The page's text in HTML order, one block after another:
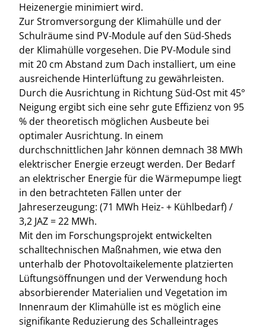
Heizenergie minimiert wird.
Zur Stromversorgung der Klimahülle und der
Schulräume sind PV-Module auf den Süd-Sheds
der Klimahülle vorgesehen. Die PV-Module sind
mit 20 cm Abstand zum Dach installiert, um eine
ausreichende Hinterlüftung zu gewährleisten.
Durch die Ausrichtung in Richtung Süd-Ost mit 45°
Neigung ergibt sich eine sehr gute Effizienz von 95
% der theoretisch möglichen Ausbeute bei
optimaler Ausrichtung. In einem
durchschnittlichen Jahr können demnach 38 MWh
elektrischer Energie erzeugt werden. Der Bedarf
an elektrischer Energie für die Wärmepumpe liegt
in den betrachteten Fällen unter der
Jahreserzeugung: (71 MWh Heiz- + Kühlbedarf) /
3,2 JAZ = 22 MWh.
Mit den im Forschungsprojekt entwickelten
schalltechnischen Maßnahmen, wie etwa den
unterhalb der Photovoltaikelemente platzierten
Lüftungsöffnungen und der Verwendung hoch
absorbierender Materialien und Vegetation im
Innenraum der Klimahülle ist es möglich eine
signifikante Reduzierung des Schalleintrages